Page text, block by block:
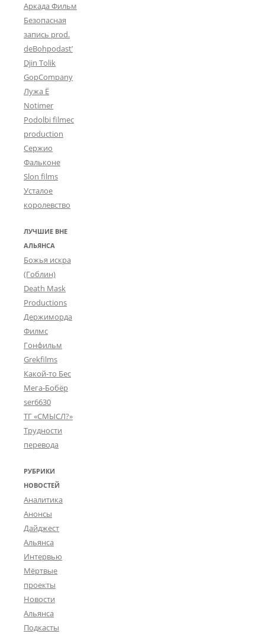
Аркада Фильм
Безопасная
запись prod.
deBohpodast’
Djin Tolik
GopCompany
Лужа Ё
Notimer
Podolbi filmec
production
Сержио
Фальконе
Slon films
Усталое
королевство
ЛУЧШИЕ ВНЕ
АЛЬЯНСА
Божья искра
(Гоблин)
Death Mask
Productions
Держиморда
Филмс
Гонфильм
Grekfilms
Какой-то Бес
Мега-Бобёр
ser6630
ТГ «СМЫСЛ?»
Трудности
перевода
РУБРИКИ
НОВОСТЕЙ
Аналитика
Анонсы
Дайджест
Альянса
Интервью
Мёртвые
проекты
Новости
Альянса
Подкасты